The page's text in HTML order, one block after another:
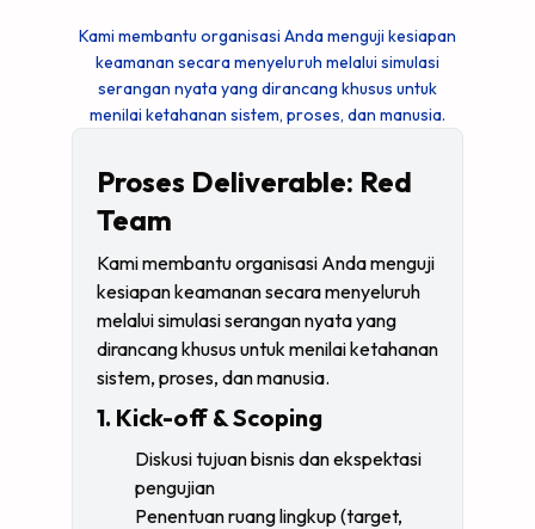
Kami membantu organisasi Anda menguji kesiapan
keamanan secara menyeluruh melalui simulasi
serangan nyata yang dirancang khusus untuk
menilai ketahanan sistem, proses, dan manusia.
Proses Deliverable: Red
Team
Kami membantu organisasi Anda menguji
kesiapan keamanan secara menyeluruh
melalui simulasi serangan nyata yang
dirancang khusus untuk menilai ketahanan
sistem, proses, dan manusia.
1. Kick-off & Scoping
Diskusi tujuan bisnis dan ekspektasi
pengujian
Penentuan ruang lingkup (target,